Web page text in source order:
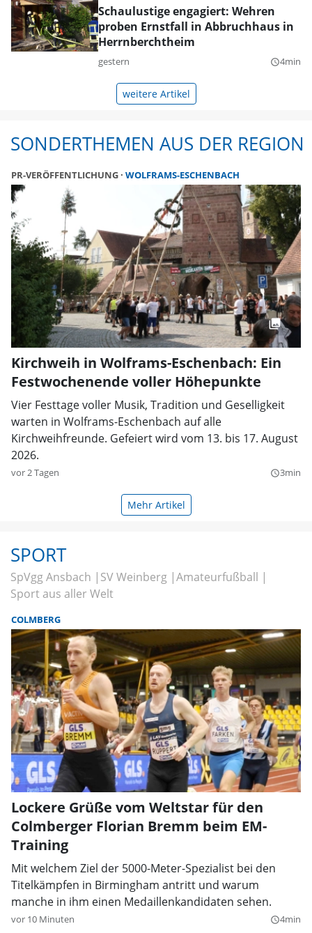
Schaulustige engagiert: Wehren
proben Ernstfall in Abbruchhaus in
Herrnberchtheim
gestern query_builder4min
weitere Artikel
SONDERTHEMEN AUS DER REGION
PR-VERÖFFENTLICHUNG WOLFRAMS-ESCHENBACH
Kirchweih in Wolframs-Eschenbach: Ein
Festwochenende voller Höhepunkte
Vier Festtage voller Musik, Tradition und Geselligkeit
warten in Wolframs-Eschenbach auf alle
Kirchweihfreunde. Gefeiert wird vom 13. bis 17. August
2026.
vor 2 Tagen query_builder3min
Mehr Artikel
SPORT
SpVgg Ansbach SV Weinberg Amateurfußball
Sport aus aller Welt
COLMBERG
Lockere Grüße vom Weltstar für den
Colmberger Florian Bremm beim EM-
Training
Mit welchem Ziel der 5000-Meter-Spezialist bei den
Titelkämpfen in Birmingham antritt und warum
manche in ihm einen Medaillenkandidaten sehen.
vor 10 Minuten query_builder4min